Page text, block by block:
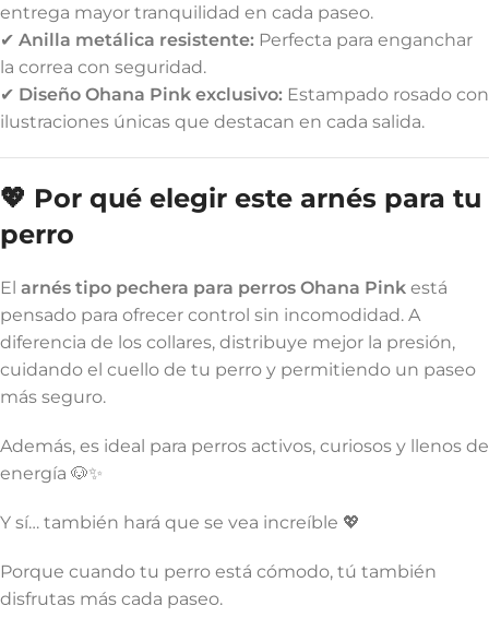
entrega mayor tranquilidad en cada paseo.
✔ Anilla metálica resistente: Perfecta para enganchar
la correa con seguridad.
✔ Diseño Ohana Pink exclusivo: Estampado rosado con
ilustraciones únicas que destacan en cada salida.
💖 Por qué elegir este arnés para tu
perro
El arnés tipo pechera para perros Ohana Pink está
pensado para ofrecer control sin incomodidad. A
diferencia de los collares, distribuye mejor la presión,
cuidando el cuello de tu perro y permitiendo un paseo
más seguro.
Además, es ideal para perros activos, curiosos y llenos de
energía 🐶✨
Y sí… también hará que se vea increíble 💖
Porque cuando tu perro está cómodo, tú también
disfrutas más cada paseo.